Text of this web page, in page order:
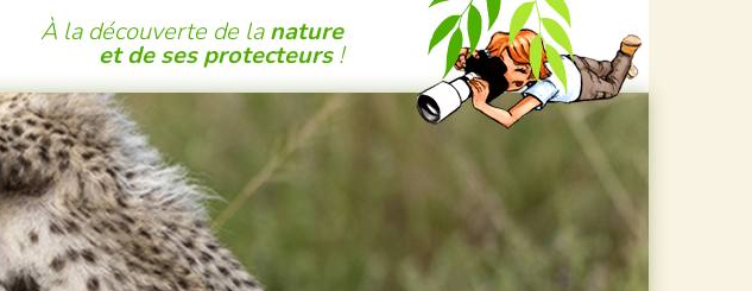
À la découverte de lanature
et de ses protecteurs!